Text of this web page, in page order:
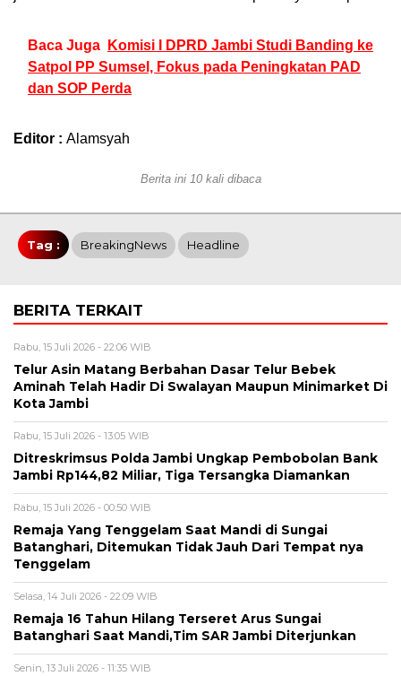
Baca Juga
Komisi I DPRD Jambi Studi Banding ke
Satpol PP Sumsel, Fokus pada Peningkatan PAD
dan SOP Perda
Editor : Alamsyah
Berita ini 10 kali dibaca
Tag : BreakingNews Headline
BERITA TERKAIT
Rabu, 15 Juli 2026 - 22:06 WIB
Telur Asin Matang Berbahan Dasar Telur Bebek
Aminah Telah Hadir Di Swalayan Maupun Minimarket Di
Kota Jambi
Rabu, 15 Juli 2026 - 13:05 WIB
Ditreskrimsus Polda Jambi Ungkap Pembobolan Bank
Jambi Rp144,82 Miliar, Tiga Tersangka Diamankan
Rabu, 15 Juli 2026 - 00:50 WIB
Remaja Yang Tenggelam Saat Mandi di Sungai
Batanghari, Ditemukan Tidak Jauh Dari Tempat nya
Tenggelam
Selasa, 14 Juli 2026 - 22:09 WIB
Remaja 16 Tahun Hilang Terseret Arus Sungai
Batanghari Saat Mandi,Tim SAR Jambi Diterjunkan
Senin, 13 Juli 2026 - 11:35 WIB